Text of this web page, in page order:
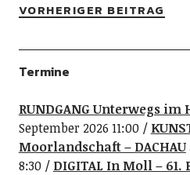
VORHERIGER BEITRAG
Termine
RUNDGANG Unterwegs
September 2026 11:00
Moorlandschaft – DACHAU
8:30
DIGITAL In Moll –